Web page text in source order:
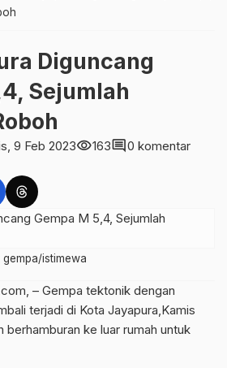
Diguncang
Sejumlah
9 Feb 2023visibility163comment0 komentar
istimewa
– Gempa tektonik dengan
terjadi di Kota Jayapura,Kamis
ke luar rumah untuk